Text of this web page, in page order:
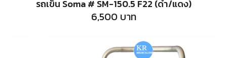
รถเข็น Soma # SM-150.5 F22 (ดำ/แดง)
6,500บาท